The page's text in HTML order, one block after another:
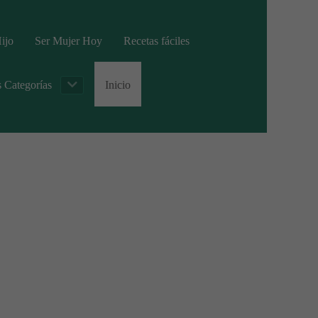
Ser Mujer Hoy Recetas fáciles
Categorías Inicio